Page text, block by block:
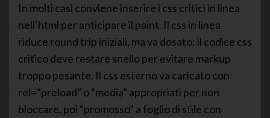
In molti casi conviene inserire i css critici in linea
nell’html per anticipare il paint. Il css in linea
riduce round trip iniziali, ma va dosato: il codice css
critico deve restare snello per evitare markup
troppo pesante. Il css esterno va caricato con
rel=”preload” o “media” appropriati per non
bloccare, poi “promosso” a foglio di stile con